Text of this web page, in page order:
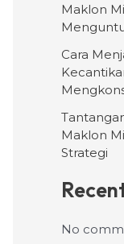
Maklon
Cara
Maklon
Strategi
No